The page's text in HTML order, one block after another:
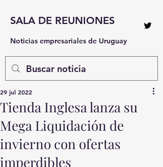
SALA DE REUNIONES
Noticias empresariales de Uruguay
Tienda Inglesa lanza su
Mega Liquidación de
invierno con ofertas
imperdibles
29 jul 2022